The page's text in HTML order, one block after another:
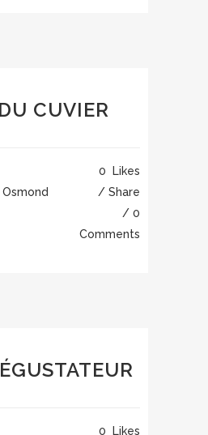
CUVIER
0
Likes
Share
0
Comments
0 Likes